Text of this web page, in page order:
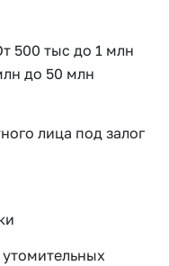
500 тыс до 1 млн
до 50 млн
лица под залог